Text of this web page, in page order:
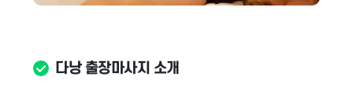
다낭 출장마사지 소개